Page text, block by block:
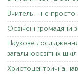
Вчитель – не просто
Освічені громадяни
Наукове
загальноосвітніх шкіл
Христоцентрична